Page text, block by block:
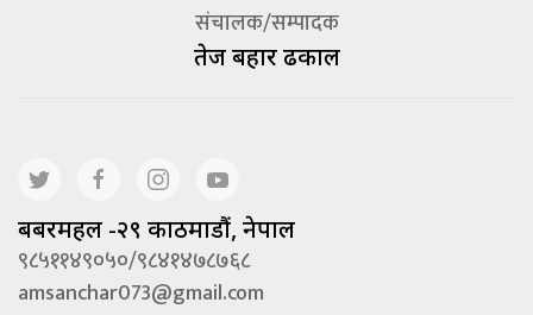
संचालक/सम्पादक
तेज बहादूर ढकाल
बबरमहल -२९ काठमाडौं, नेपाल
९८५११४९०५०/९८४१४७८७६८
amsanchar073@gmail.com